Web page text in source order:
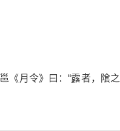
《月令》曰：“露者，隂之